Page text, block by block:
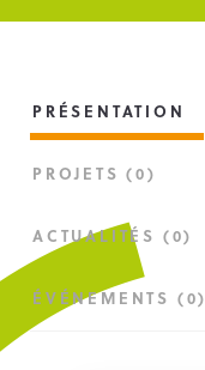
PRÉSENTATION
PROJETS (0)
ACTUALITÉS (0)
ÉVÉNEMENTS (0)